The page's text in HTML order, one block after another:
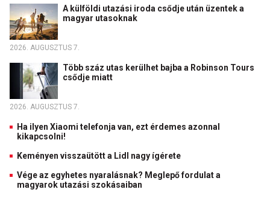
A külföldi utazási iroda csődje után üzentek a
magyar utasoknak
2026. AUGUSZTUS 7.
Több száz utas kerülhet bajba a Robinson Tours
csődje miatt
2026. AUGUSZTUS 7.
Ha ilyen Xiaomi telefonja van, ezt érdemes azonnal
kikapcsolni!
Keményen visszaütött a Lidl nagy ígérete
Vége az egyhetes nyaralásnak? Meglepő fordulat a
magyarok utazási szokásaiban